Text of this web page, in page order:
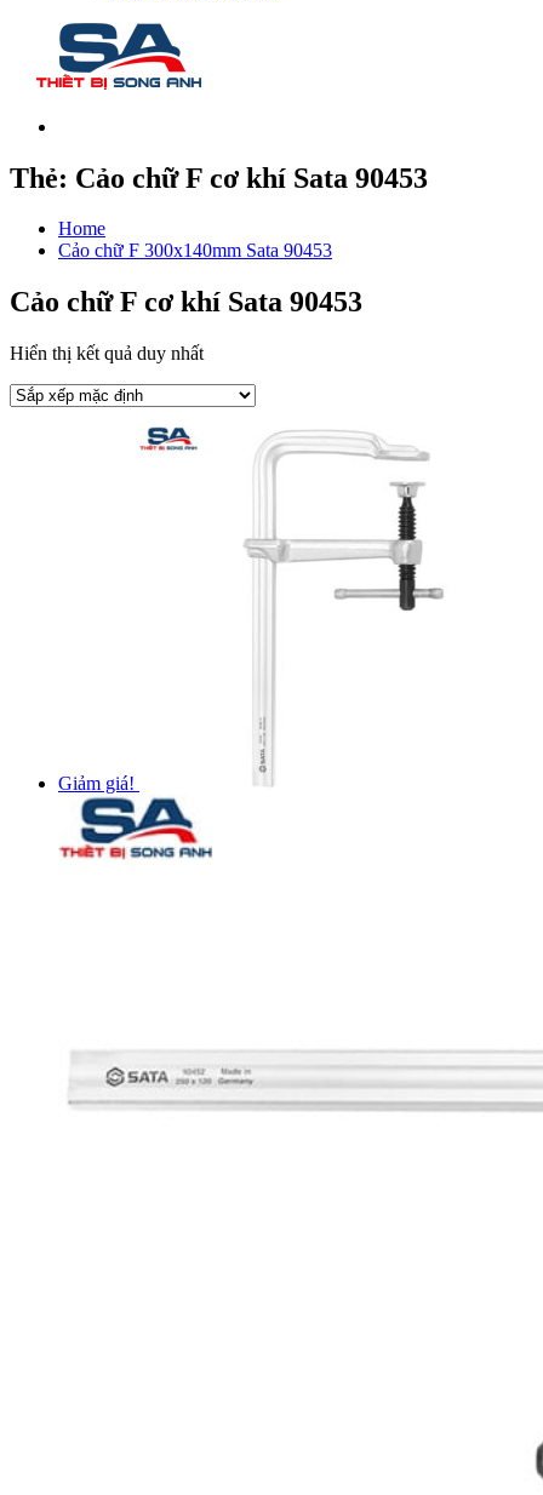
Thẻ: Cảo chữ F cơ khí Sata 90453
Home
Cảo chữ F 300x140mm Sata 90453
Cảo chữ F cơ khí Sata 90453
Hiển thị kết quả duy nhất
Giảm giá!